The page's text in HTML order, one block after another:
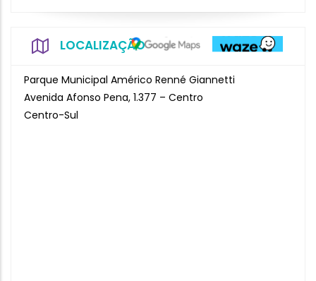
LOCALIZAÇÃO
Parque Municipal Américo Renné Giannetti
Avenida Afonso Pena, 1.377 – Centro
Centro-Sul